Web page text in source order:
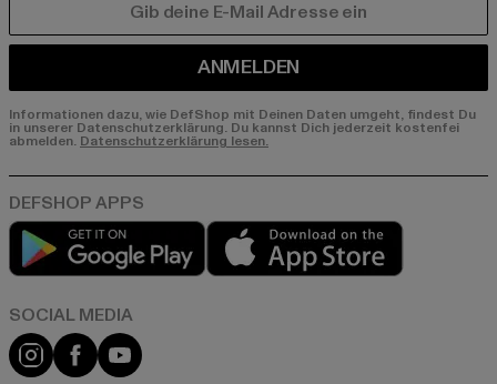
ANMELDEN
Informationen dazu, wie DefShop mit Deinen Daten umgeht, findest Du
in unserer Datenschutzerklärung. Du kannst Dich jederzeit kostenfei
abmelden. Datenschutzerklärung lesen.
Play market
Instagram
FacebookYouTube